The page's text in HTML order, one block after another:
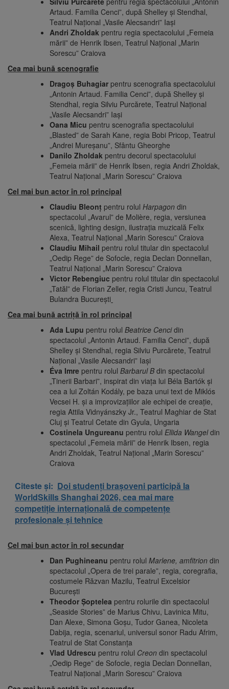
Artaud. Familia Cenci”, după Shelley și Stendhal,
Teatrul Naţional „Vasile Alecsandri” Iaşi
Andri Zholdak pentru regia spectacolului „Femeia
mării” de Henrik Ibsen, Teatrul Naţional „Marin
Sorescu” Craiova
Cea mai bună scenografie
Dragoș Buhagiar pentru scenografia spectacolului
„Antonin Artaud. Familia Cenci”, după Shelley și
Stendhal, regia Silviu Purcărete, Teatrul Naţional
„Vasile Alecsandri” Iaşi
Oana Micu pentru scenografia spectacolului
„Blasted” de Sarah Kane, regia Bobi Pricop, Teatrul
„Andrei Mureșanu”, Sfântu Gheorghe
Danilo Zholdak pentru decorul spectacolului
„Femeia mării” de Henrik Ibsen, regia Andri Zholdak,
Teatrul Naţional „Marin Sorescu” Craiova
Cel mai bun actor în rol principal
Claudiu Bleonț pentru rolul Harpagon din
spectacolul „Avarul” de Molière, regia, versiunea
scenică, lighting design, ilustrația muzicală Felix
Alexa, Teatrul Național „Marin Sorescu” Craiova
Claudiu Mihail pentru rolul titular din spectacolul
„Oedip Rege” de Sofocle, regia Declan Donnellan,
Teatrul Național „Marin Sorescu” Craiova
Victor Rebengiuc pentru rolul titular din spectacolul
„Tatăl” de Florian Zeller, regia Cristi Juncu, Teatrul
Bulandra București
Cea mai bună actriţă în rol principal
Ada Lupu pentru rolul Beatrice Cencidin
spectacolul „Antonin Artaud. Familia Cenci”, după
Shelley și Stendhal, regia Silviu Purcărete, Teatrul
Naţional „Vasile Alecsandri” Iaşi
Éva Imre pentru rolul Barbarul B din spectacolul
„Tinerii Barbari”, inspirat din viața lui Béla Bartók și
cea a lui Zoltán Kodály, pe baza unui text de Miklós
Vecsei H. și a improvizațiilor ale echipei de creație,
regia Attila Vidnyánszky Jr., Teatrul Maghiar de Stat
Cluj și Teatrul Cetate din Gyula, Ungaria
Costinela Ungureanu pentru rolul Ellida Wangeldin
spectacolul „Femeia mării” de Henrik Ibsen, regia
Andri Zholdak, Teatrul Naţional „Marin Sorescu”
Craiova
Citeste și: Doi studenți brașoveni participă la
WorldSkills Shanghai 2026, cea mai mare
competiție internațională de competențe
profesionale și tehnice
Cel mai bun actor în rol secundar
Dan Pughineanu pentru rolul Marlene, amfitrion din
spectacolul „Opera de trei parale”, regia, coregrafia,
costumele Răzvan Mazilu, Teatrul Excelsior
București
Theodor Șoptelea pentru rolurile din spectacolul
„Seaside Stories” de Marius Chivu, Lavinica Mitu,
Dan Alexe, Simona Goșu, Tudor Ganea, Nicoleta
Dabija, regia, scenariul, universul sonor Radu Afrim,
Teatrul de Stat Constanța
Vlad Udrescu pentru rolul Creon din spectacolul
„Oedip Rege” de Sofocle, regia Declan Donnellan,
Teatrul Național „Marin Sorescu” Craiova